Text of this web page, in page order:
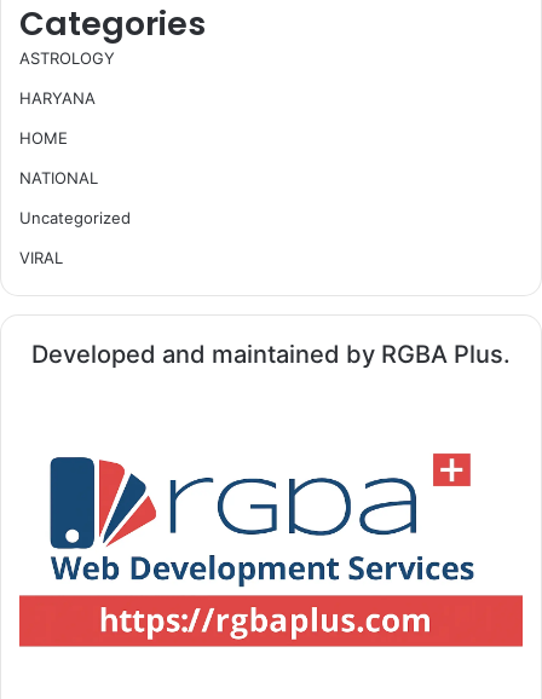
Categories
ASTROLOGY
HARYANA
HOME
NATIONAL
Uncategorized
VIRAL
Developed and maintained by RGBA Plus.